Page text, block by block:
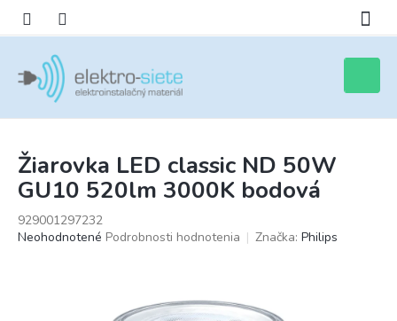
obsah
košík
Žiarovka LED classic ND 50W
GU10 520lm 3000K bodová
929001297232
Priemerné
Neohodnotené Podrobnosti hodnotenia Značka: Philips